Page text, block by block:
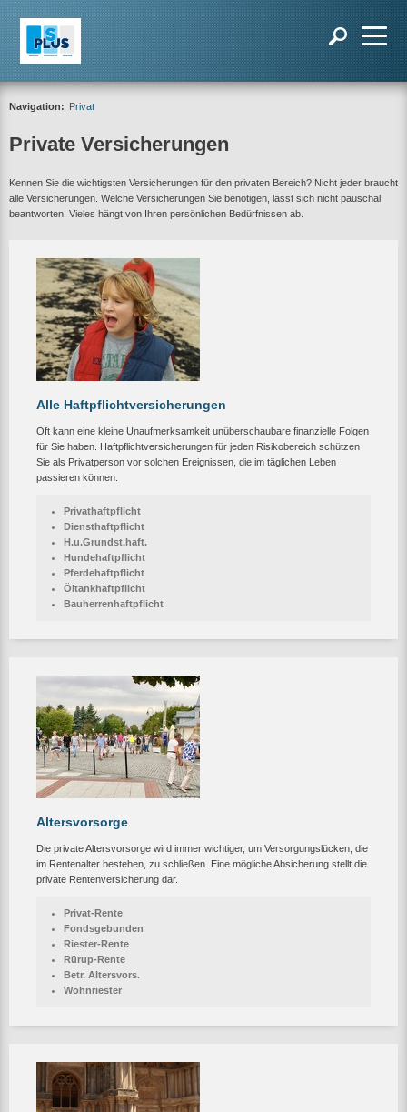
Navigation: Privat
Private Versicherungen
Kennen Sie die wichtigsten Versicherungen für den privaten Bereich? Nicht jeder braucht
alle Versicherungen. Welche Versicherungen Sie benötigen, lässt sich nicht pauschal
beantworten. Vieles hängt von Ihren persönlichen Bedürfnissen ab.
Alle Haftpflichtversicherungen
Oft kann eine kleine Unaufmerksamkeit unüberschaubare finanzielle Folgen
für Sie haben. Haftpflichtversicherungen für jeden Risikobereich schützen
Sie als Privatperson vor solchen Ereignissen, die im täglichen Leben
passieren können.
Privathaftpflicht
Diensthaftpflicht
H.u.Grundst.haft.
Hundehaftpflicht
Pferdehaftpflicht
Öltankhaftpflicht
Bauherrenhaftpflicht
Altersvorsorge
Die private Altersvorsorge wird immer wichtiger, um Versorgungslücken, die
im Rentenalter bestehen, zu schließen. Eine mögliche Absicherung stellt die
private Rentenversicherung dar.
Privat-Rente
Fondsgebunden
Riester-Rente
Rürup-Rente
Betr. Altersvors.
Wohnriester